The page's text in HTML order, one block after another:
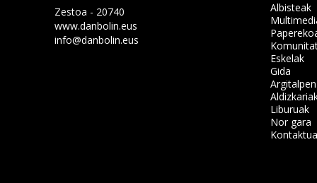
Zestoa - 20740
www.danbolin.eus
info@danbolin.eus
Albisteak
Eskelak
Gida
Liburuak
Nor gara
Kontaktua